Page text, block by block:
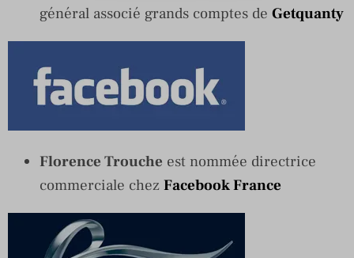
général associé grands comptes de Getquanty
Florence Trouche est nommée directrice
commerciale chez Facebook France